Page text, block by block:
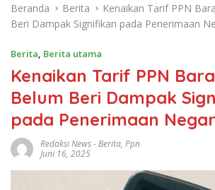
Beranda Berita
Kenaikan Tarif PPN
Beri Dampak Signifikan pada Penerimaan
Berita, Berita utama
Kenaikan Tarif PPN
Belum Beri Dampak
pada Penerimaan
Redaksi News-Berita, Ppn
Juni 16, 2025